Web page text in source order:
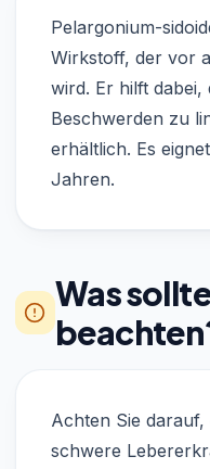
Pelargonium-
Wirkstoff, der vor
wird. Er hilft
Beschwerden zu
erhältlich. Es
Jahren.
Was
Achten Sie
schwere